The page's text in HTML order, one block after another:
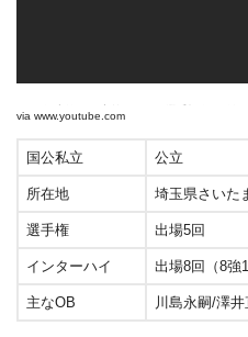
2018年度第97回高校サッカー選手権 埼玉 準
via www.youtube.com
国公私立 公立
所在地 埼玉県さいた
選手権 出場5回
インターハイ 出場8回（8強1
主なOB 川島永嗣/澤